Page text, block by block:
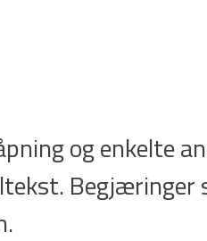
og enkelte
Begjæringer